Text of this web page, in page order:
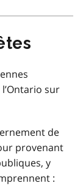
sur
de
provenant
y
: